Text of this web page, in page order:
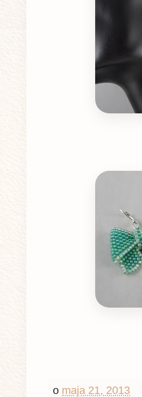
o maja 21, 2013